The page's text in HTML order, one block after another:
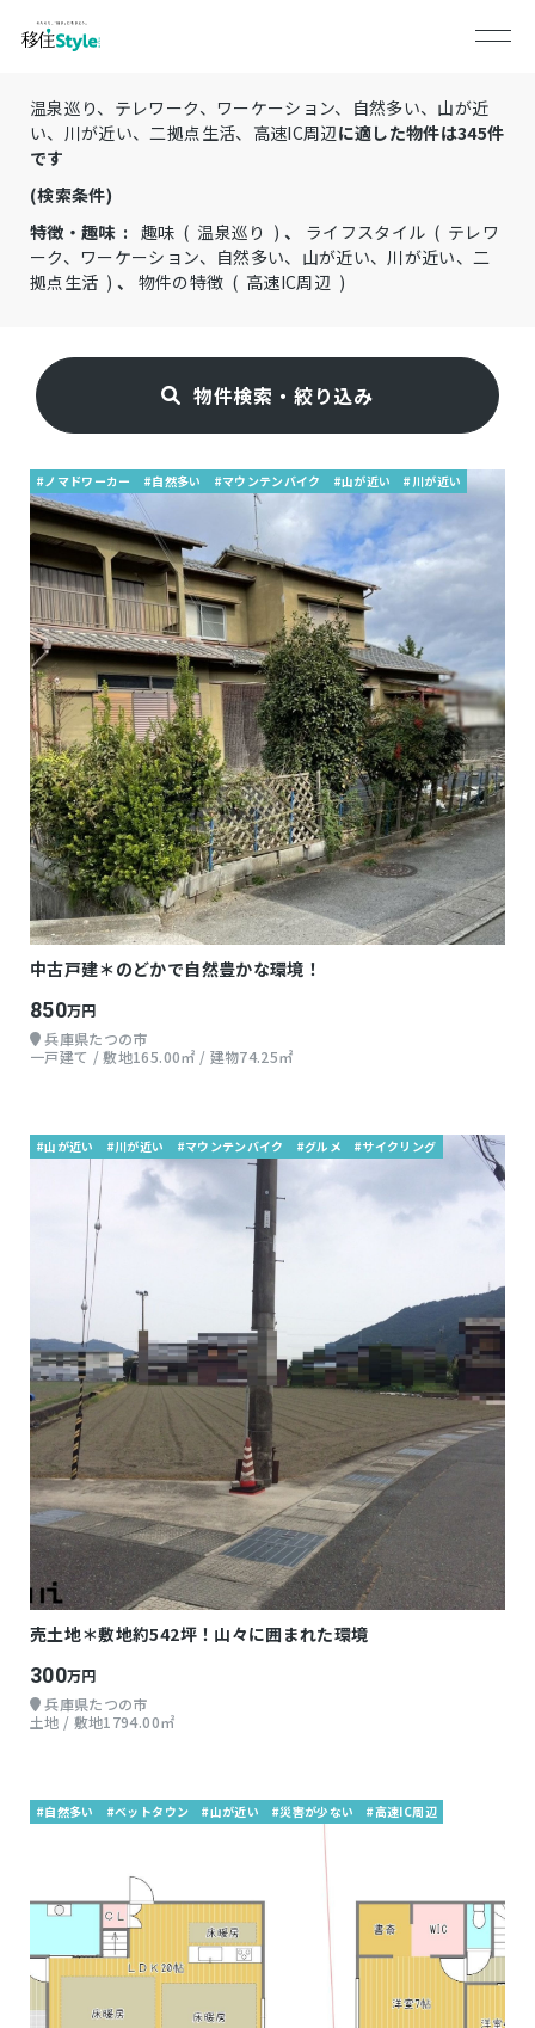
温泉巡り、テレワーク、ワーケーション、自然多い、山が近
い、川が近い、二拠点生活、高速IC周辺に適した物件は345件
です
(検索条件)
特徴・趣味 : 趣味 ( 温泉巡り )、 ライフスタイル ( テレワ
ーク、ワーケーション、自然多い、山が近い、川が近い、二
拠点生活 ) 、 物件の特徴 ( 高速IC周辺 )
物件検索・絞り込み
#ノマドワーカー #自然多い #マウンテンバイク #山が近い #川が近い
中古戸建＊のどかで自然豊かな環境！
850万円
兵庫県たつの市
一戸建て / 敷地165.00㎡ / 建物74.25㎡
#山が近い #川が近い #マウンテンバイク #グルメ #サイクリング
売土地＊敷地約542坪！山々に囲まれた環境
300万円
兵庫県たつの市
土地 / 敷地1794.00㎡
#自然多い #ベットタウン #山が近い #災害が少ない #高速IC周辺